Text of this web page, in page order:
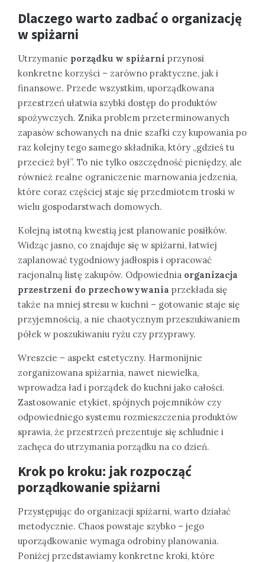
Dlaczego warto zadbać o organizację
w spiżarni
Utrzymanie porządku w spiżarni przynosi
konkretne korzyści – zarówno praktyczne, jak i
finansowe. Przede wszystkim, uporządkowana
przestrzeń ułatwia szybki dostęp do produktów
spożywczych. Znika problem przeterminowanych
zapasów schowanych na dnie szafki czy kupowania po
raz kolejny tego samego składnika, który „gdzieś tu
przecież był”. To nie tylko oszczędność pieniędzy, ale
również realne ograniczenie marnowania jedzenia,
które coraz częściej staje się przedmiotem troski w
wielu gospodarstwach domowych.
Kolejną istotną kwestią jest planowanie posiłków.
Widząc jasno, co znajduje się w spiżarni, łatwiej
zaplanować tygodniowy jadłospis i opracować
racjonalną listę zakupów. Odpowiednia organizacja
przestrzeni do przechowywania przekłada się
także na mniej stresu w kuchni – gotowanie staje się
przyjemnością, a nie chaotycznym przeszukiwaniem
półek w poszukiwaniu ryżu czy przyprawy.
Wreszcie – aspekt estetyczny. Harmonijnie
zorganizowana spiżarnia, nawet niewielka,
wprowadza ład i porządek do kuchni jako całości.
Zastosowanie etykiet, spójnych pojemników czy
odpowiedniego systemu rozmieszczenia produktów
sprawia, że przestrzeń prezentuje się schludnie i
zachęca do utrzymania porządku na co dzień.
Krok po kroku: jak rozpocząć
porządkowanie spiżarni
Przystępując do organizacji spiżarni, warto działać
metodycznie. Chaos powstaje szybko – jego
uporządkowanie wymaga odrobiny planowania.
Poniżej przedstawiamy konkretne kroki, które